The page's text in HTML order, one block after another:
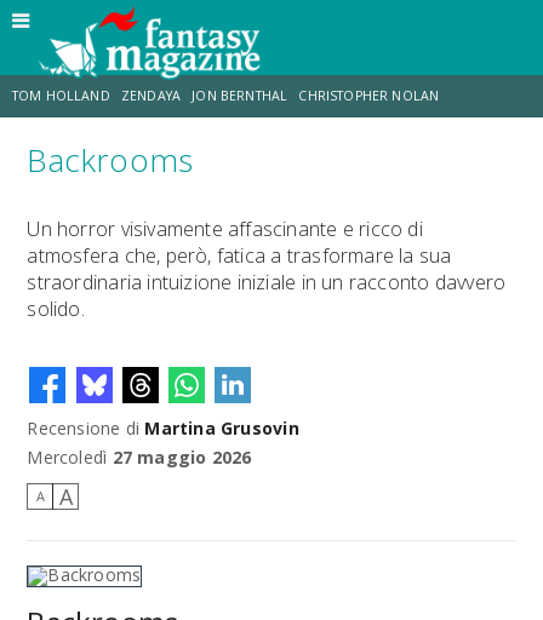
TOM HOLLAND ZENDAYA JON BERNTHAL CHRISTOPHER NOLAN
STRANIMONDI LUCCA COMICS & GAMES
JACOB BATALON ERIK SOMMERS
Backrooms
Un horror visivamente affascinante e ricco di
atmosfera che, però, fatica a trasformare la sua
straordinaria intuizione iniziale in un racconto davvero
solido.
Recensione di Martina Grusovin
Mercoledì 27 maggio 2026
A A